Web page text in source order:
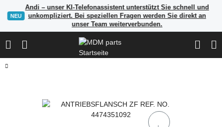
NEU
Andi – unser KI-Telefonassistent unterstützt Sie schnell und
unkompliziert. Bei speziellen Fragen werden Sie direkt an
unser Team weiterverbunden.